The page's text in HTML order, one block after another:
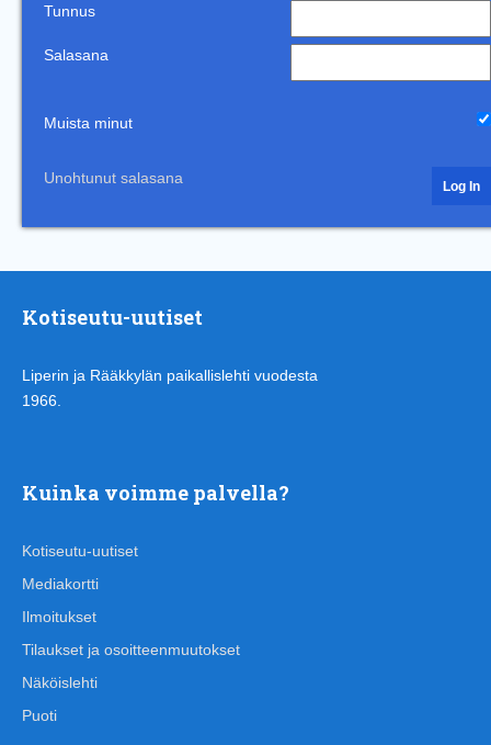
Tunnus
Salasana
Muista minut
Unohtunut salasana
Kotiseutu-uutiset
Liperin ja Rääkkylän paikallislehti vuodesta
1966.
Kuinka voimme palvella?
Kotiseutu-uutiset
Mediakortti
Ilmoitukset
Tilaukset ja osoitteenmuutokset
Näköislehti
Puoti